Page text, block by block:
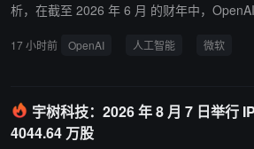
析，在截至 2026 年 6 月 的财年中，
总营收 3318 亿美元 的约 7.26%。彭博基于
投入约 2613 亿美元资本支出，分析认为其
户 OpenAI。Ed Zitron 评论称，微软“AI投入
17 小时前 OpenAI 人工智能 微软
宇树科技：2026 年 8 月 7 日举行
4044.64 万股